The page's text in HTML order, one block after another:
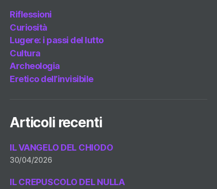
Riflessioni
Curiosità
Lugere: i passi del lutto
Cultura
Archeologia
Eretico dell’invisibile
Articoli recenti
IL VANGELO DEL CHIODO
30/04/2026
IL CREPUSCOLO DEL NULLA